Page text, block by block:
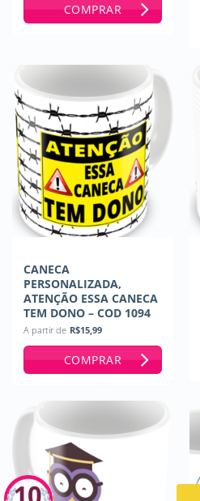
COMPRAR
CANECA
PERSONALIZADA,
ATENÇÃO ESSA CANECA
TEM DONO – COD 1094
A partir de R$15,99
COMPRAR